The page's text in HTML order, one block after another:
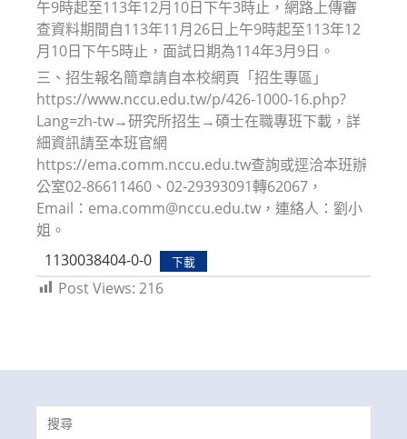
午9時起至113年12月10日下午3時止，網路上傳審
查資料期間自113年11月26日上午9時起至113年12
月10日下午5時止，面試日期為114年3月9日。
三、招生報名簡章請自本校網頁「招生專區」
https://www.nccu.edu.tw/p/426-1000-16.php?
Lang=zh-tw→研究所招生→碩士在職專班下載，詳
細資訊請至本班官網
https://ema.comm.nccu.edu.tw查詢或逕洽本班辦
公室02-86611460、02-29393091轉62067，
Email：ema.comm@nccu.edu.tw，連絡人：劉小
姐。
1130038404-0-0
下載
Post Views: 216
Search
for: